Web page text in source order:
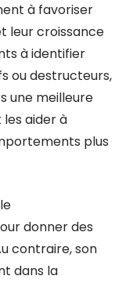
à favoriser
leur croissance
à identifier
ou destructeurs,
une meilleure
aider à
plus
donner des
contraire, son
dans la